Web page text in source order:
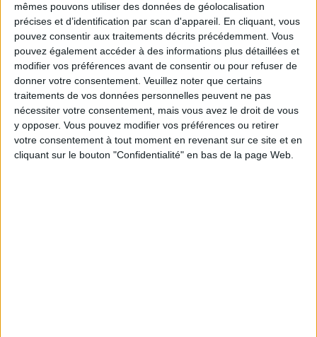
mêmes pouvons utiliser des données de géolocalisation
précises et d’identification par scan d'appareil. En cliquant, vous
pouvez consentir aux traitements décrits précédemment. Vous
pouvez également accéder à des informations plus détaillées et
modifier vos préférences avant de consentir ou pour refuser de
donner votre consentement. Veuillez noter que certains
traitements de vos données personnelles peuvent ne pas
nécessiter votre consentement, mais vous avez le droit de vous
y opposer. Vous pouvez modifier vos préférences ou retirer
votre consentement à tout moment en revenant sur ce site et en
cliquant sur le bouton "Confidentialité" en bas de la page Web.
LES SPF 50 QUI DONNENT ENVIE DE SE TARTINER